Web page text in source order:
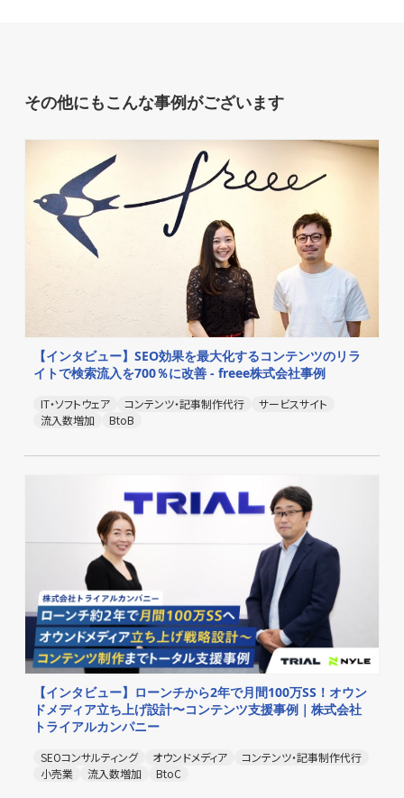
その他にもこんな事例がございます
【インタビュー】SEO効果を最大化するコンテンツのリラ
イトで検索流入を700％に改善 - freee株式会社事例
IT・ソフトウェア コンテンツ・記事制作代行
サービスサイト
流入数増加
BtoB
【インタビュー】ローンチから2年で月間100万SS！オウン
ドメディア立ち上げ設計〜コンテンツ支援事例｜株式会社
トライアルカンパニー
SEOコンサルティング オウンドメディア
コンテンツ・記事制作代行
小売業
流入数増加 BtoC